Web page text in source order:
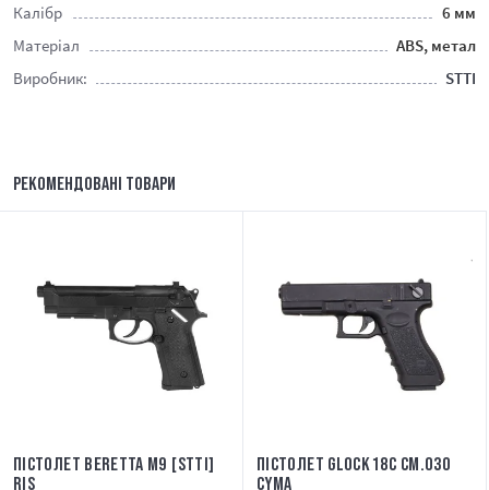
Калібр
6 мм
Матеріал
ABS, метал
Виробник:
STTI
РЕКОМЕНДОВАНІ ТОВАРИ
ПІСТОЛЕТ BERETTA M9 [STTI]
RIS
ПІСТОЛЕТ GLOCK 18C CM.030
CYMA